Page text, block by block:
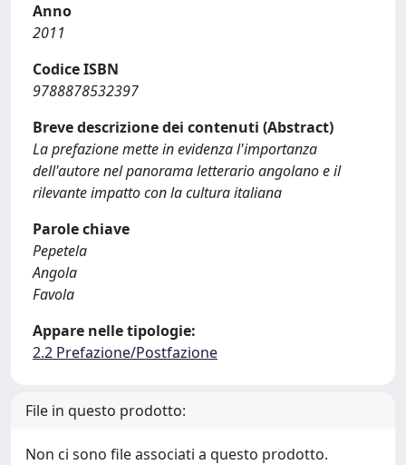
Anno
2011
Codice ISBN
9788878532397
Breve descrizione dei contenuti (Abstract)
La prefazione mette in evidenza l'importanza
dell'autore nel panorama letterario angolano e il
rilevante impatto con la cultura italiana
Parole chiave
Pepetela
Angola
Favola
Appare nelle tipologie:
2.2 Prefazione/Postfazione
File in questo prodotto:
Non ci sono file associati a questo prodotto.